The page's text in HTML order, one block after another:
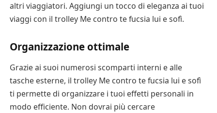
altri viaggiatori. Aggiungi un tocco di eleganza ai tuoi
viaggi con il trolley Me contro te fucsia lui e sofì.
Organizzazione ottimale
Grazie ai suoi numerosi scomparti interni e alle
tasche esterne, il trolley Me contro te fucsia lui e sofì
ti permette di organizzare i tuoi effetti personali in
modo efficiente. Non dovrai più cercare